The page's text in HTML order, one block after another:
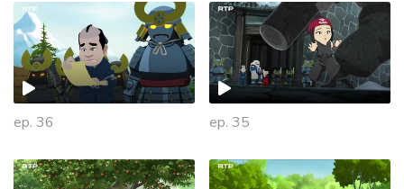
ep. 36 ep. 35